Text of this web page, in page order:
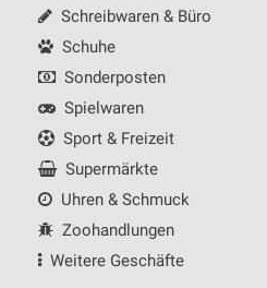
Schreibwaren & Büro
Schuhe
Sonderposten
Spielwaren
Sport & Freizeit
Supermärkte
Uhren & Schmuck
Zoohandlungen
Weitere Geschäfte